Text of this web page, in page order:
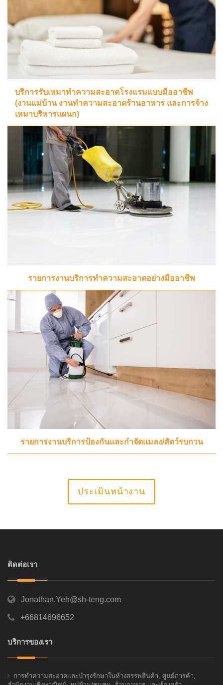
บริการรับเหมาทำความสะอาดโรงแรมแบบมืออาชีพ
(งานแม่บ้าน งานทำความสะอาดร้านอาหาร และการจ้าง
เหมาบริหารแผนก)
รายการงานบริการทำความสะอาดอย่างมืออาชีพ
รายการงานบริการป้องกันและกำจัดแมลง/สัตว์รบกวน
ประเมินหน้างาน
ติดต่อเรา
Jonathan.Yeh@sh-teng.com
+66814696652
บริการของเรา
การทำความสะอาดและบำรุงรักษาในห้างสรรพสินค้า, ศูนย์การค้า,